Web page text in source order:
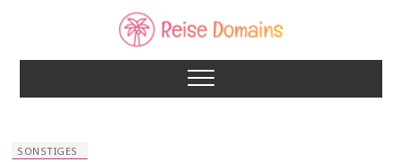
Reise Domains
SONSTIGES